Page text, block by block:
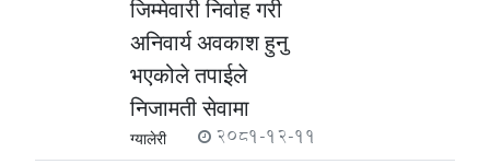
जिम्मेवारी निर्वाह गरी
अनिवार्य अवकाश हुनु
भएकोले तपाईले
निजामती सेवामा
ग्यालेरी 2081-12-11